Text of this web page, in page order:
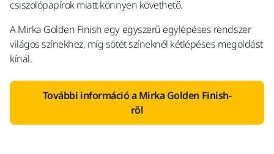
csiszolópapírok miatt könnyen követhető.
A Mirka Golden Finish egy egyszerű egylépéses rendszer
világos színekhez, míg sötét színeknél kétlépéses megoldást
kínál.
További információ a Mirka Golden Finish-
ről